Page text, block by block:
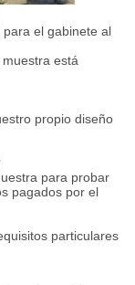
el gabinete al
está
propio diseño
para probar
pagados por el
particulares